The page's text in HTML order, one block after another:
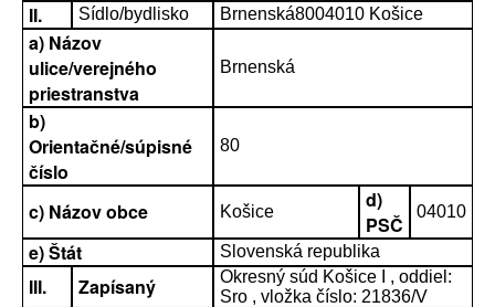
II. Sídlo/bydlisko Brnenská8004010 Košice
a) Názov
ulice/verejného
priestranstva
Brnenská
b)
Orientačné/súpisné
číslo
80
c) Názov obce Košice
d)
PSČ
04010
e) Štát Slovenská republika
III. Zapísaný
Okresný súd Košice I , oddiel:
Sro , vložka číslo: 21836/V